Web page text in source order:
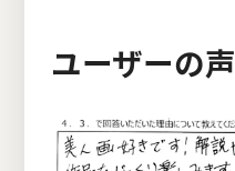
ユーザーの声